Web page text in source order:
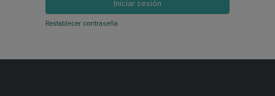
Iniciar sesión
Restablecer contraseña